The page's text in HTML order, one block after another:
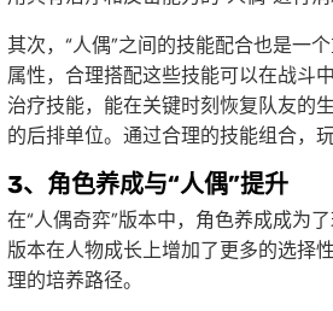
其次，“人偶”之间的技能配合也是一
属性，合理搭配这些技能可以在战斗
治疗技能，能在关键时刻恢复队友的
的后排单位。通过合理的技能组合，
3、角色养成与“人偶”提升
在“人偶奇弈”版本中，角色养成成为
版本在人物成长上增加了更多的选择
理的培养路径。